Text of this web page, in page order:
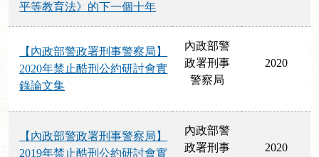
平等教育法》的下一個十年
【內政部警政署刑事警察局】
2020年禁止酷刑公約研討會實
錄論文集
內政部警
政署刑事
警察局
2020
【內政部警政署刑事警察局】
2019年禁止酷刑公約研討會實
內政部警
政署刑事
2020